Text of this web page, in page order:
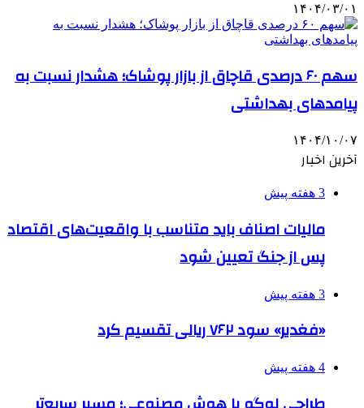
۱۴۰۴/۰۳/۰۱
سهم ۶۰ درصدی قاچاق از بازار پوشاک؛ هشدار نسبت به
پیامدهای بهداشتی
۱۴۰۴/۱۰/۰۷
آخرین اخبار
3 هفته پیش
مالیات اصناف باید متناسب با واقعیت‌های اقتصاد
پس از جنگ تعیین شود
3 هفته پیش
«فغدیر» سود ۷۶۲ ریالی تقسیم کرد
4 هفته پیش